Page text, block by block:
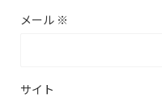
メール ※
サイト